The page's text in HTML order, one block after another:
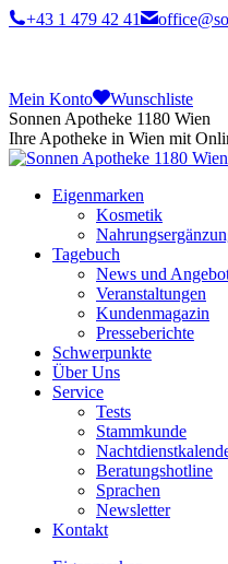
+43 1 479 42 41
Mein Konto
Wunschliste
Sonnen Apotheke 1180 Wien
Ihre Apotheke in Wien mit
Eigenmarken
Kosmetik
Tagebuch
News und
Veranstaltungen
Kundenmagazin
Presseberichte
Schwerpunkte
Über Uns
Service
Tests
Stammkunde
Beratungshotline
Sprachen
Newsletter
Kontakt